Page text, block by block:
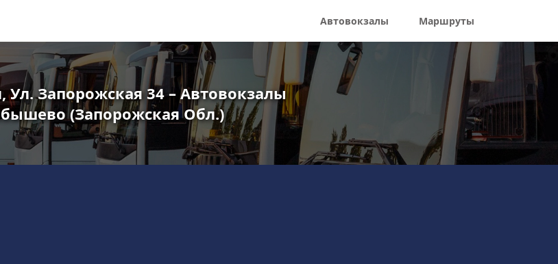
Автовокзалы Маршруты
Ул. Запорожская 34 – Автовокзалы
(Запорожская Обл.)